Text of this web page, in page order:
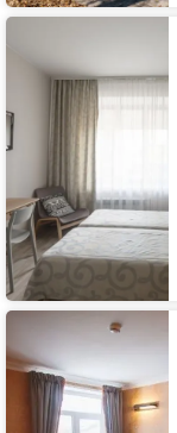
Хостел
Бутик-
Библиотека